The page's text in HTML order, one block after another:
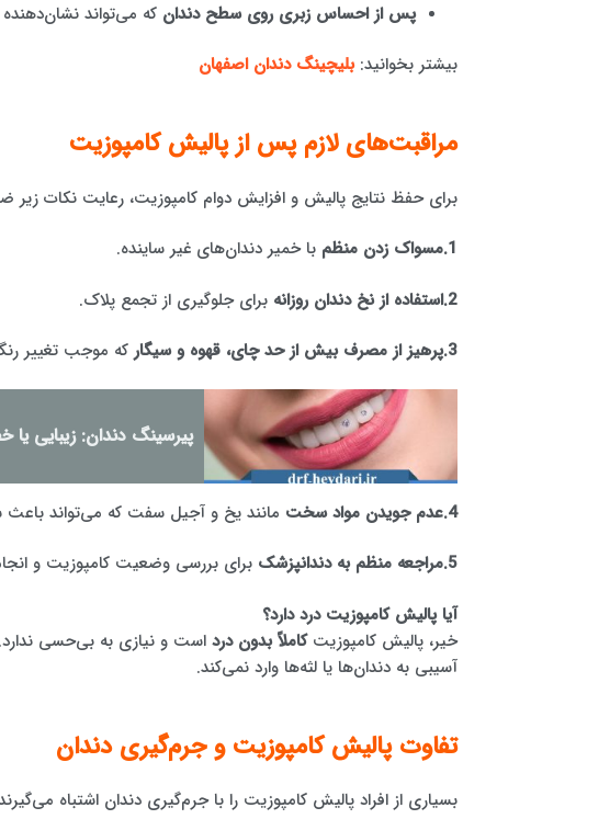
پس از احساس زبری روی سطح دندان که می‌تواند
بیشتر بخوانید:بلیچینگ دندان اصفهان
مراقبت‌های لازم پس از پالیش کامپوزیت
برای حفظ نتایج پالیش و افزایش دوام کامپوزیت، رعایت نکات
1.مسواک زدن منظم
با خمیر دندان‌های غیر ساینده.
2.استفاده از نخ دندان روزانه
برای جلوگیری از تجمع پلاک.
3.پرهیز از مصرف بیش از حد چای، قهوه و سیگار
که موجب تغییر
پیرسینگ دندان: زیبایی یا
4.عدم جویدن مواد سخت
مانند یخ و آجیل سفت که می‌تواند
5.مراجعه منظم به دندانپزشک
برای بررسی وضعیت کامپوزیت و
آیا پالیش کامپوزیت درد دارد؟
خیر، پالیش کامپوزیتکاملاً بدون درد است و نیازی به بی‌حسی
آسیبی به دندان‌ها یا لثه‌ها وارد نمی‌کند.
تفاوت پالیش کامپوزیت و جرم‌گیری دندان
بسیاری از افراد پالیش کامپوزیت را با جرم‌گیری دندان اشتباه